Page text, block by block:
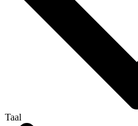
Taal